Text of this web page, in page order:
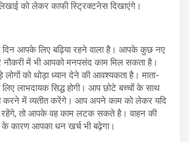
लिखाई को लेकर काफी स्ट्रिक्टनेस दिखाएंगे।
आपके लिए बढ़िया रहने वाला है। आपके कुछ नए
नौकरी में भी आपको मनपसंद काम मिल सकता है।
लोगों को थोड़ा ध्यान देने की आवश्यकता है। माता-
लाभदायक सिद्ध होगी। आप छोटे बच्चों के साथ
में व्यतीत करेंगे। आप अपने काम को लेकर यदि
रहेंगे, तो आपके वह काम लटक सकते है। वाहन की
के कारण आपका धन खर्च भी बढ़ेगा।